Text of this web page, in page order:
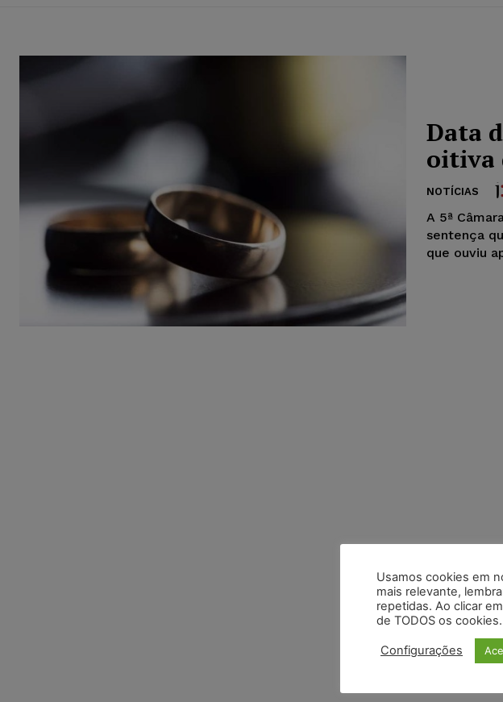
Data
oitiva
NOTÍCIAS
A 5ª
sentença
que ouviu
Usamos cookies em
mais relevante,
repetidas. Ao clicar
de TODOS os cookies.
Configurações